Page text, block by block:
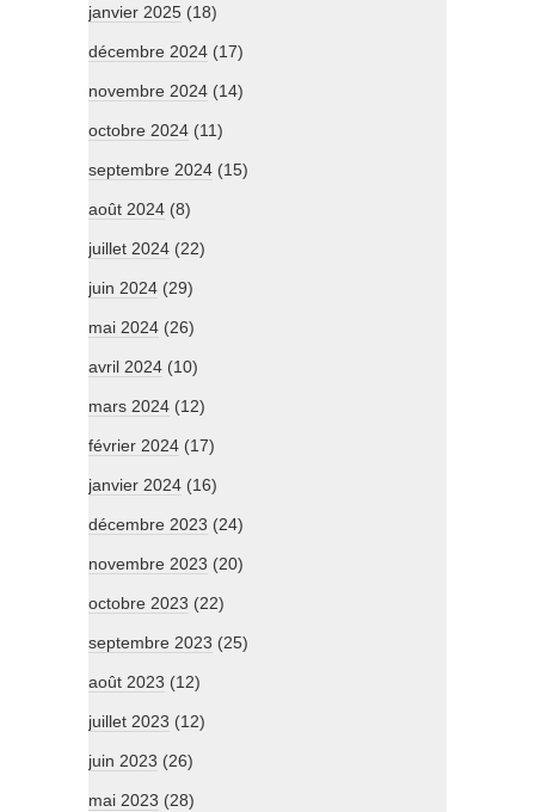
janvier 2025 (18)
décembre 2024 (17)
novembre 2024 (14)
octobre 2024 (11)
septembre 2024 (15)
août 2024 (8)
juillet 2024 (22)
juin 2024 (29)
mai 2024 (26)
avril 2024 (10)
mars 2024 (12)
février 2024 (17)
janvier 2024 (16)
décembre 2023 (24)
novembre 2023 (20)
octobre 2023 (22)
septembre 2023 (25)
août 2023 (12)
juillet 2023 (12)
juin 2023 (26)
mai 2023 (28)